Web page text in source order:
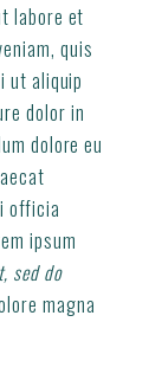
labore et
quis
ut aliquip
dolor in
dolore eu
officia
ipsum
sed do
magna